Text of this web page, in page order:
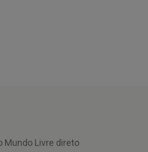
Mundo Livre direto